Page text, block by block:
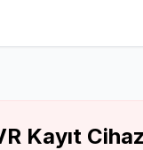
Kayıt